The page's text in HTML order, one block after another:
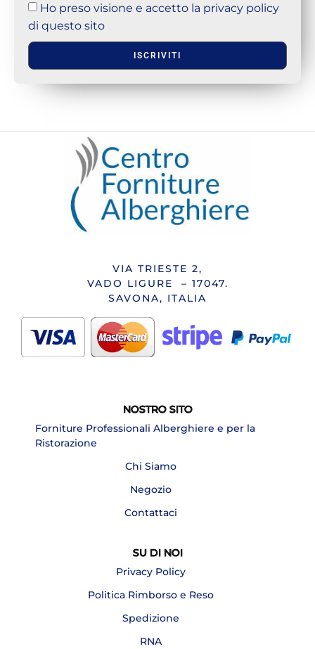
Ho preso visione e accetto la privacy policy
di questo sito
ISCRIVITI
VIA TRIESTE 2,
VADO LIGURE – 17047.
SAVONA, ITALIA
NOSTRO SITO
Forniture Professionali Alberghiere e per la
Ristorazione
Chi Siamo
Negozio
Contattaci
SU DI NOI
Privacy Policy
Politica Rimborso e Reso
Spedizione
RNA